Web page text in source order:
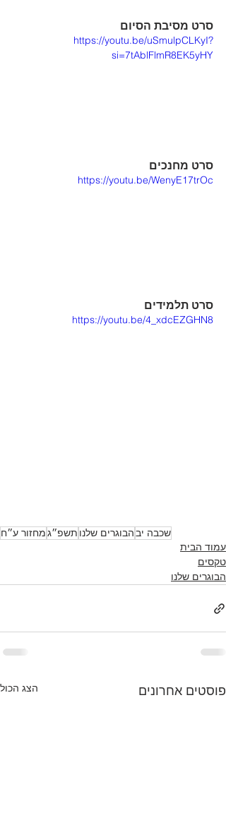
סרט מסיבת הסיום
https://youtu.be/uSmulpCLKyI?
si=7tAblFlmR8EK5yHY
סרט מחנכים
https://youtu.be/WenyE17trOc
סרט תלמידים
https://youtu.be/4_xdcEZGHN8
שכבה יבהבוגרים שלנו תשפ״גמחזור ע״ח
עמוד הבית
טקסים
הבוגרים שלנו
פוסטים אחרונים הצג הכול